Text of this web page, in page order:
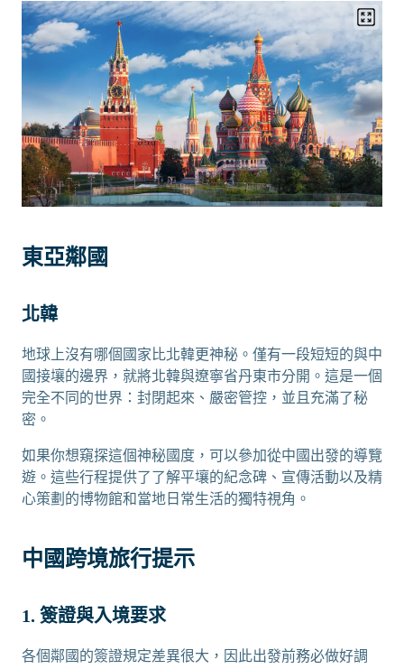
東亞鄰國
北韓
地球上沒有哪個國家比北韓更神秘。僅有一段短短的與中
國接壤的邊界，就將北韓與遼寧省丹東市分開。這是一個
完全不同的世界：封閉起來、嚴密管控，並且充滿了秘
密。
如果你想窺探這個神秘國度，可以參加從中國出發的導覽
遊。這些行程提供了了解平壤的紀念碑、宣傳活動以及精
心策劃的博物館和當地日常生活的獨特視角。
中國跨境旅行提示
1. 簽證與入境要求
各個鄰國的簽證規定差異很大，因此出發前務必做好調